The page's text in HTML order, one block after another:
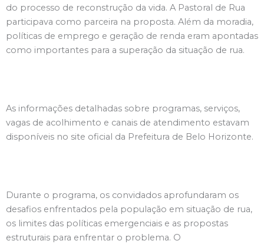
do processo de reconstrução da vida. A Pastoral de Rua
participava como parceira na proposta. Além da moradia,
políticas de emprego e geração de renda eram apontadas
como importantes para a superação da situação de rua.
As informações detalhadas sobre programas, serviços,
vagas de acolhimento e canais de atendimento estavam
disponíveis no site oficial da Prefeitura de Belo Horizonte.
Durante o programa, os convidados aprofundaram os
desafios enfrentados pela população em situação de rua,
os limites das políticas emergenciais e as propostas
estruturais para enfrentar o problema. O